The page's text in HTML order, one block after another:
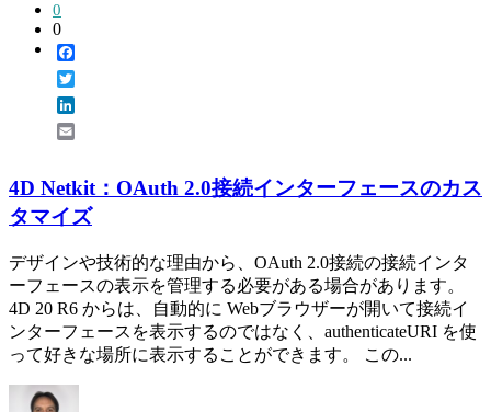
0
0
4D Netkit：OAuth 2.0接続インターフェースのカス
タマイズ
デザインや技術的な理由から、OAuth 2.0接続の接続インタ
ーフェースの表示を管理する必要がある場合があります。
4D 20 R6 からは、自動的に Webブラウザーが開いて接続イ
ンターフェースを表示するのではなく、authenticateURI を使
って好きな場所に表示することができます。 この...